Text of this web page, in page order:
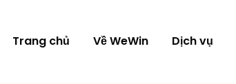
Trang chủ Về WeWin Dịch vụ